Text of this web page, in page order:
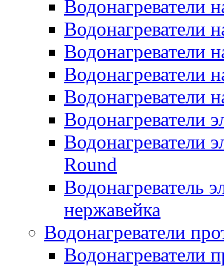
Водонагреватели
Водонагреватели
Водонагреватели
Водонагреватели
Водонагреватели
Водонагреватели
Водонагреватели
Round
Водонагреватель
нержавейка
Водонагреватели
Водонагреватели